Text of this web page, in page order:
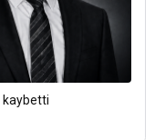
kaybetti